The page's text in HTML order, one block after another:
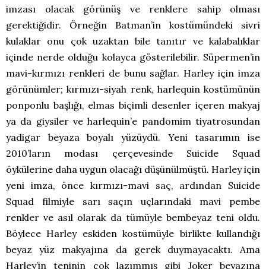
imzası olacak görünüş ve renklere sahip olması
gerektiğidir. Örneğin Batman’in kostümündeki sivri
kulaklar onu çok uzaktan bile tanıtır ve kalabalıklar
içinde nerde olduğu kolayca gösterilebilir. Süpermen’in
mavi-kırmızı renkleri de bunu sağlar. Harley için imza
görünümler; kırmızı-siyah renk, harlequin kostümünün
ponponlu başlığı, elmas biçimli desenler içeren makyaj
ya da giysiler ve harlequin’e pandomim tiyatrosundan
yadigar beyaza boyalı yüzüydü. Yeni tasarımın ise
2010’ların modası çerçevesinde Suicide Squad
öykülerine daha uygun olacağı düşünülmüştü. Harley için
yeni imza, önce kırmızı-mavi saç, ardından Suicide
Squad filmiyle sarı saçın uçlarındaki mavi pembe
renkler ve asıl olarak da tümüyle bembeyaz teni oldu.
Böylece Harley eskiden kostümüyle birlikte kullandığı
beyaz yüz makyajına da gerek duymayacaktı. Ama
Harley’in teninin çok lazımmış gibi Joker beyazına